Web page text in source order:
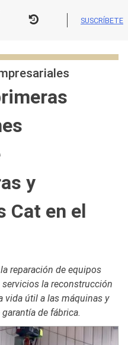
SUSCRÍBETE
y
Cat en el
reparación de equipos
la reconstrucción
vida útil a las máquinas y
de fábrica.